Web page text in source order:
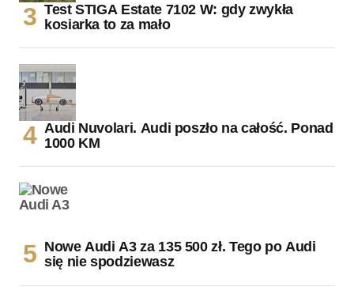
Test STIGA Estate 7102 W: gdy zwykła
kosiarka to za mało
Audi Nuvolari. Audi poszło na całość. Ponad
1000 KM
Nowe Audi A3 za 135 500 zł. Tego po Audi
się nie spodziewasz